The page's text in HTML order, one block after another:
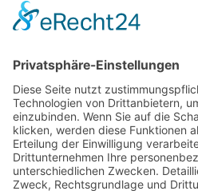
Jedes Kind
Artikel
Artikel 2018
Artikel 2017
Artikel 2016
Artikel 2015
Artikel 2014
Artikel 2013
Artikel 2012